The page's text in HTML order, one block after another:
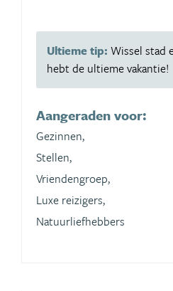
Ultieme tip: Wissel stad
hebt de ultieme vakantie!
Aangeraden voor:
Gezinnen,
Stellen,
Vriendengroep,
Luxe reizigers,
Natuurliefhebbers